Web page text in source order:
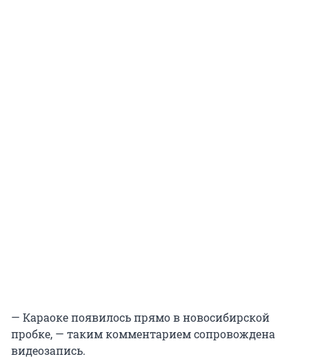
— Караоке появилось прямо в новосибирской
пробке, — таким комментарием сопровождена
видеозапись.